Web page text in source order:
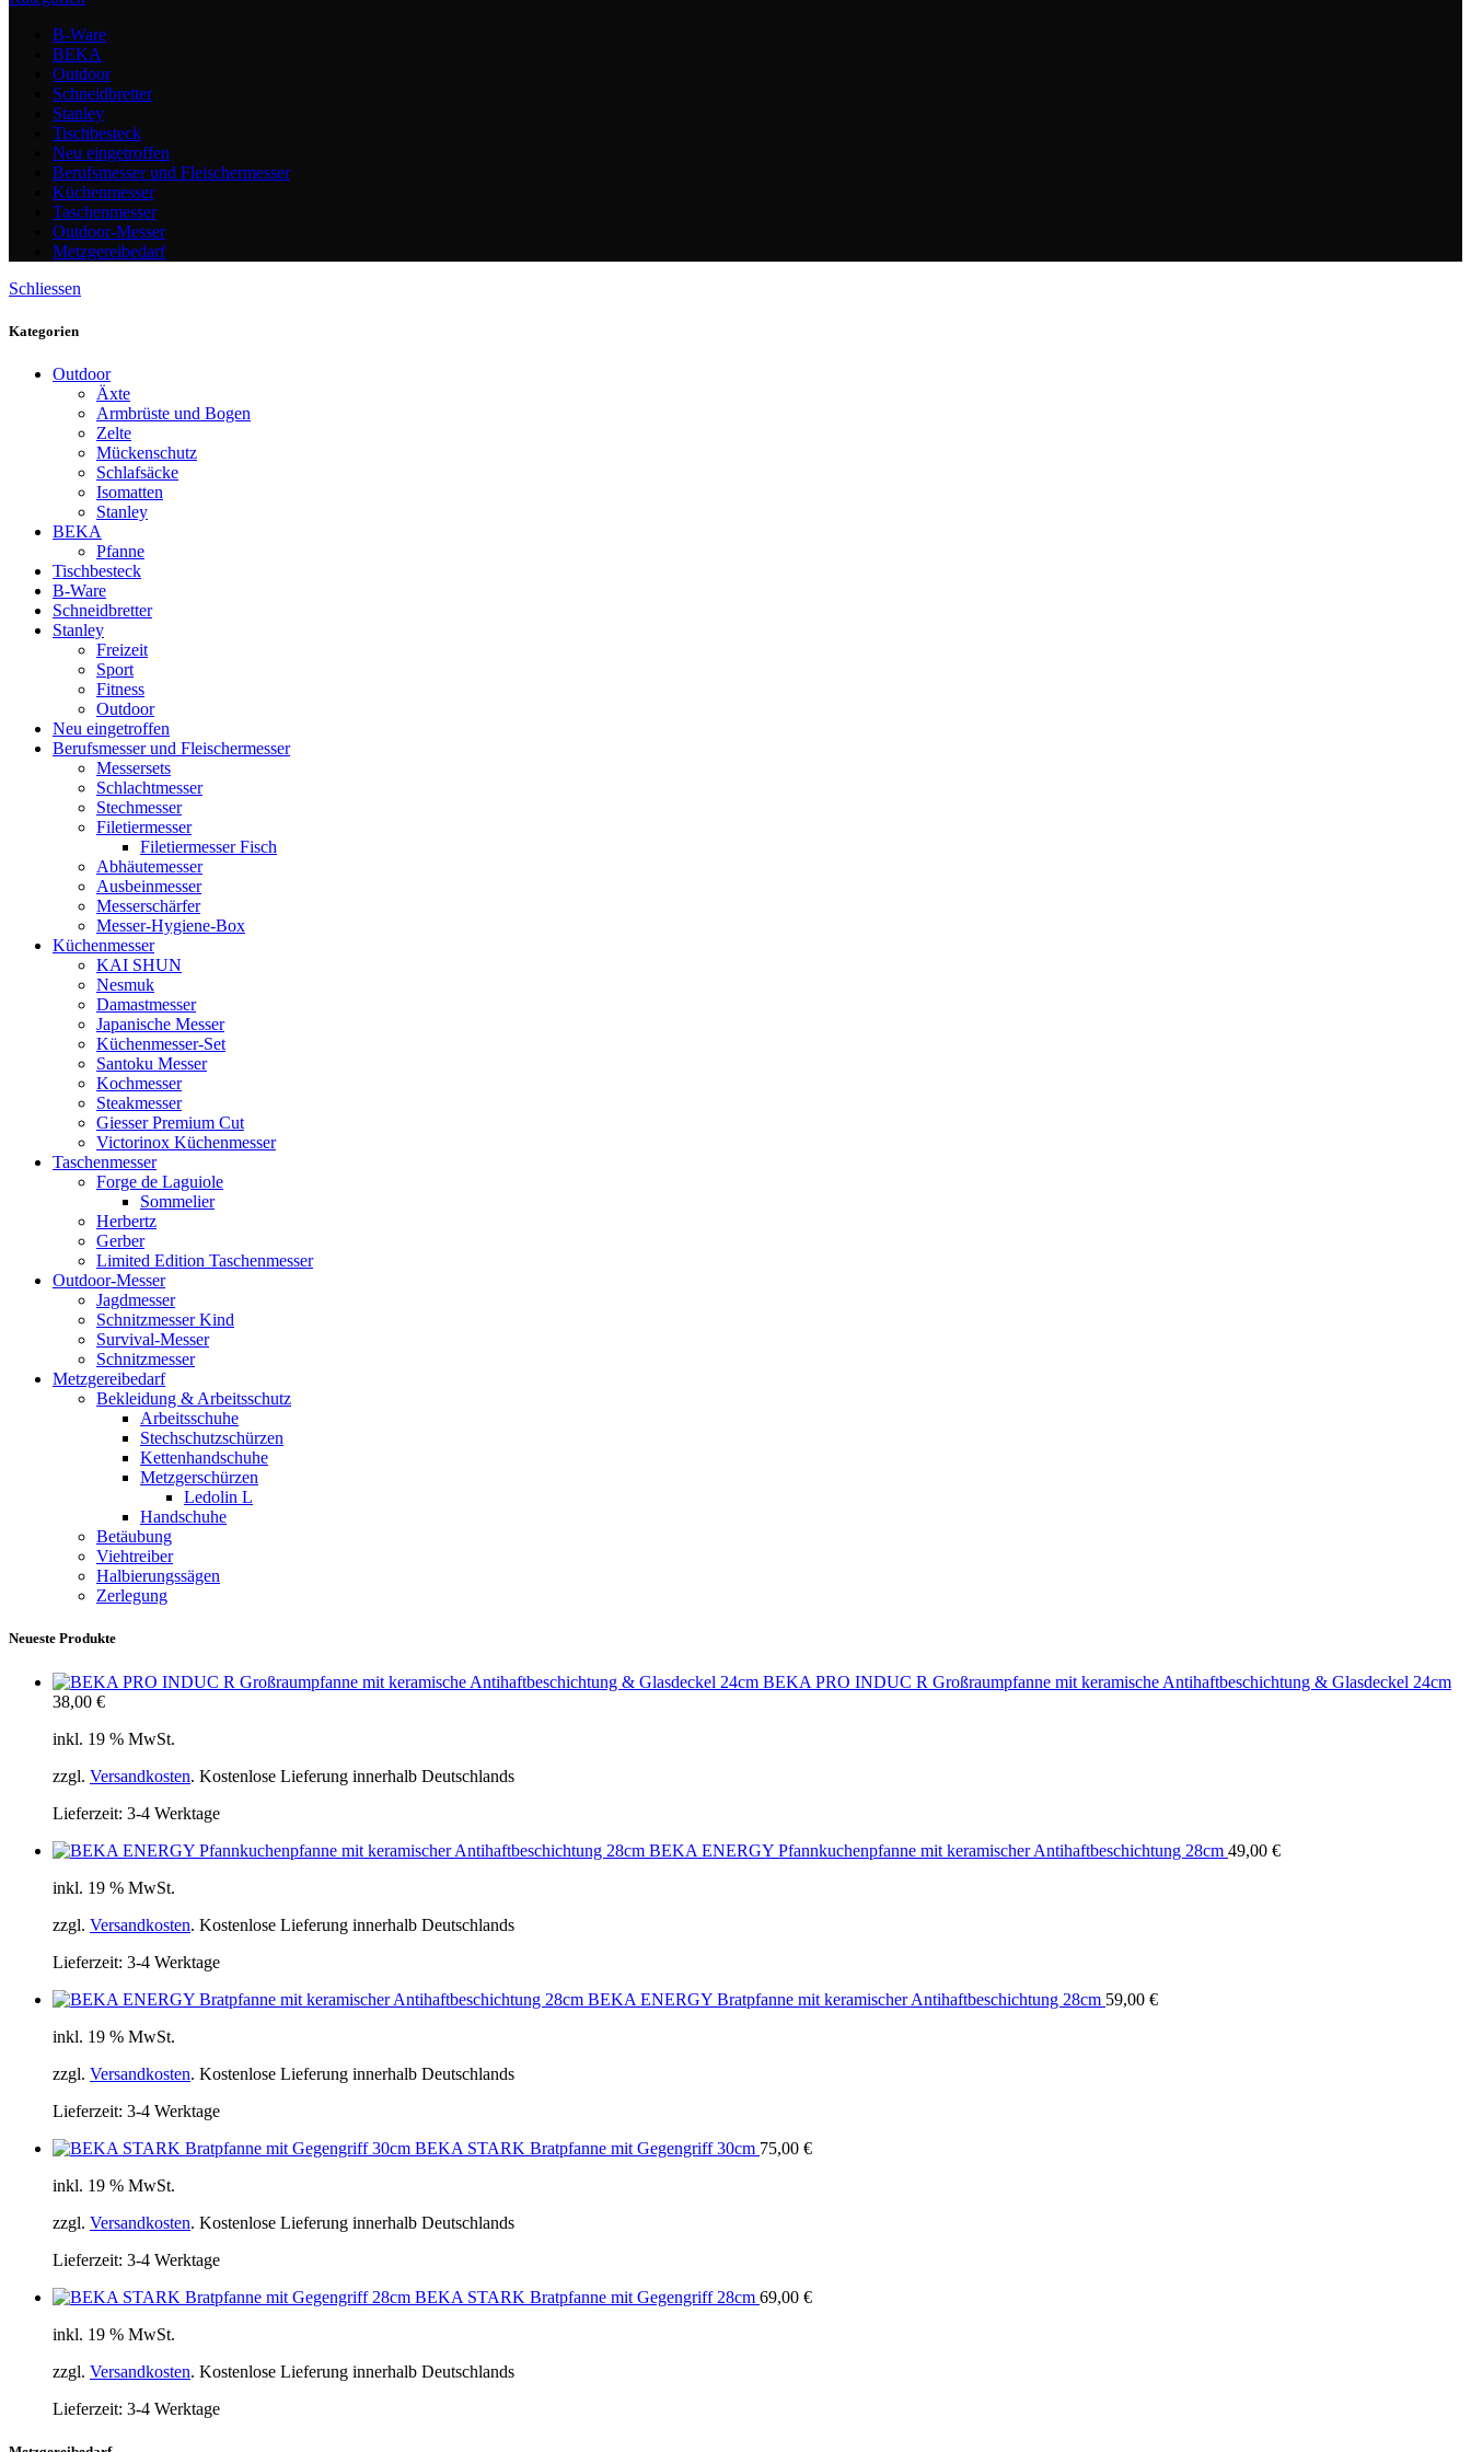
B-Ware
BEKA
Outdoor
Schneidbretter
Stanley
Tischbesteck
Neu eingetroffen
Berufsmesser und Fleischermesser
Küchenmesser
Taschenmesser
Outdoor-Messer
Metzgereibedarf
Schliessen
Kategorien
Outdoor
Äxte
Armbrüste und Bogen
Zelte
Mückenschutz
Schlafsäcke
Isomatten
Stanley
BEKA
Pfanne
Tischbesteck
B-Ware
Schneidbretter
Stanley
Freizeit
Sport
Fitness
Outdoor
Neu eingetroffen
Berufsmesser und Fleischermesser
Messersets
Schlachtmesser
Stechmesser
Filetiermesser
Filetiermesser Fisch
Abhäutemesser
Ausbeinmesser
Messerschärfer
Messer-Hygiene-Box
Küchenmesser
KAI SHUN
Nesmuk
Damastmesser
Japanische Messer
Küchenmesser-Set
Santoku Messer
Kochmesser
Steakmesser
Giesser Premium Cut
Victorinox Küchenmesser
Taschenmesser
Forge de Laguiole
Sommelier
Herbertz
Gerber
Limited Edition Taschenmesser
Outdoor-Messer
Jagdmesser
Schnitzmesser Kind
Survival-Messer
Schnitzmesser
Metzgereibedarf
Bekleidung & Arbeitsschutz
Arbeitsschuhe
Stechschutzschürzen
Kettenhandschuhe
Metzgerschürzen
Ledolin L
Handschuhe
Betäubung
Viehtreiber
Halbierungssägen
Zerlegung
Neueste Produkte
BEKA PRO INDUC R Großraumpfanne mit keramische Antihaftbeschichtung & Glasdeckel 24cm
38,00 €
inkl. 19 % MwSt.
zzgl. Versandkosten. Kostenlose Lieferung innerhalb Deutschlands
Lieferzeit: 3-4 Werktage
BEKA ENERGY Pfannkuchenpfanne mit keramischer Antihaftbeschichtung 28cm 49,00 €
inkl. 19 % MwSt.
zzgl. Versandkosten. Kostenlose Lieferung innerhalb Deutschlands
Lieferzeit: 3-4 Werktage
BEKA ENERGY Bratpfanne mit keramischer Antihaftbeschichtung 28cm 59,00 €
inkl. 19 % MwSt.
zzgl. Versandkosten. Kostenlose Lieferung innerhalb Deutschlands
Lieferzeit: 3-4 Werktage
BEKA STARK Bratpfanne mit Gegengriff 30cm 75,00 €
inkl. 19 % MwSt.
zzgl. Versandkosten. Kostenlose Lieferung innerhalb Deutschlands
Lieferzeit: 3-4 Werktage
BEKA STARK Bratpfanne mit Gegengriff 28cm 69,00 €
inkl. 19 % MwSt.
zzgl. Versandkosten. Kostenlose Lieferung innerhalb Deutschlands
Lieferzeit: 3-4 Werktage